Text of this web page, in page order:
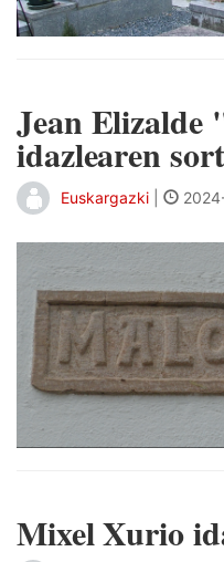
Jean
idazlearen
Euskargazki
Mixel Xurio